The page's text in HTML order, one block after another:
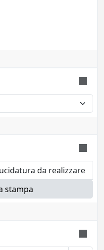
da stampare.
la quantità scelta.
da realizzare
stampa
della lucidatura sono
all’ordine.